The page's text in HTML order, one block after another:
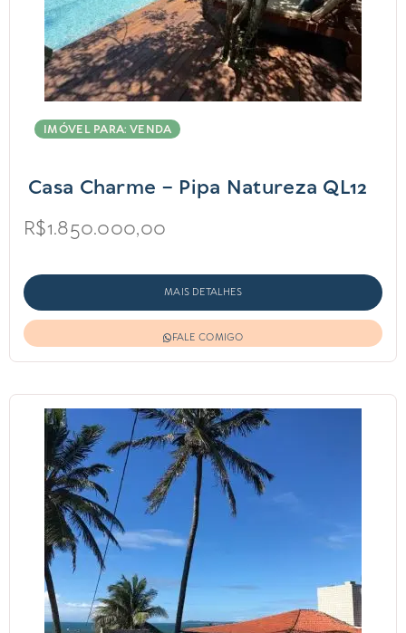
IMÓVEL PARA: VENDA
Casa Charme – Pipa Natureza QL12
R$1.850.000,00
MAIS DETALHES
FALE COMIGO